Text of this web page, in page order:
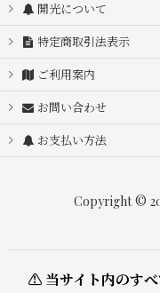
開光について
特定商取引法表示
ご利用案内
お問い合わせ
お支払い方法
Copyright ©
⚠ 当サイト内のすべ